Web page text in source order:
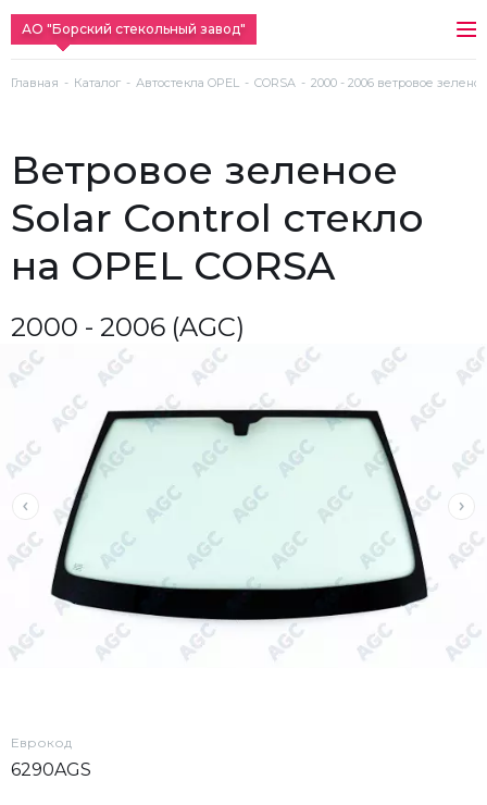
АО "Борский стекольный завод"
Главная Каталог Автостекла OPEL CORSA 2000 - 2006 ветровое
ветровое зеленое
Solar Control стекло
на OPEL CORSA
2000 - 2006 (AGC)
Еврокод
6290AGS